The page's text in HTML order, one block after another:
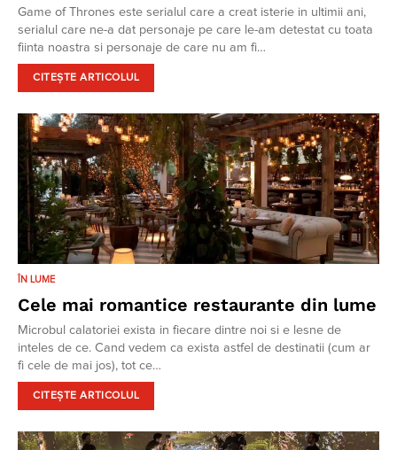
Game of Thrones este serialul care a creat isterie in ultimii ani,
serialul care ne-a dat personaje pe care le-am detestat cu toata
fiinta noastra si personaje de care nu am fi…
CITEȘTE ARTICOLUL
ÎN LUME
Cele mai romantice restaurante din lume
Microbul calatoriei exista in fiecare dintre noi si e lesne de
inteles de ce. Cand vedem ca exista astfel de destinatii (cum ar
fi cele de mai jos), tot ce…
CITEȘTE ARTICOLUL